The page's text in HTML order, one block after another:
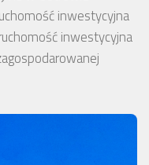
inwestycyjna
inwestycyjna